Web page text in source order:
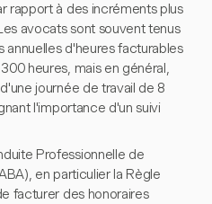
rapport à des incréments plus
avocats sont souvent tenus
d'heures facturables
heures, mais en général,
journée de travail de 8
l'importance d'un suivi
Professionnelle de
en particulier la Règle
facturer des honoraires